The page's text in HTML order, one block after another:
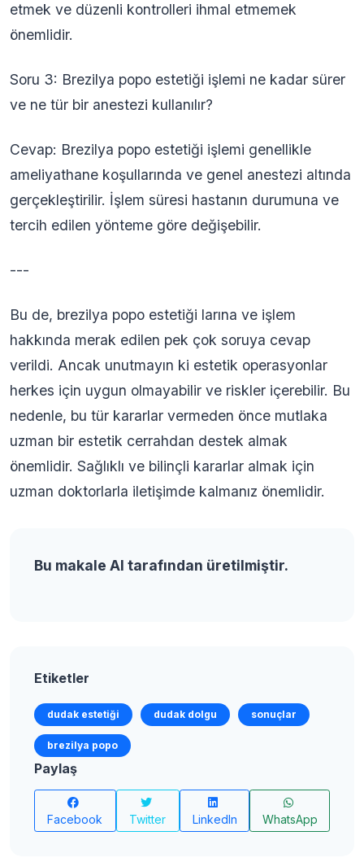
etmek ve düzenli kontrolleri ihmal etmemek
önemlidir.
Soru 3: Brezilya popo estetiği işlemi ne kadar sürer
ve ne tür bir anestezi kullanılır?
Cevap: Brezilya popo estetiği işlemi genellikle
ameliyathane koşullarında ve genel anestezi altında
gerçekleştirilir. İşlem süresi hastanın durumuna ve
tercih edilen yönteme göre değişebilir.
---
Bu de, brezilya popo estetiği larına ve işlem
hakkında merak edilen pek çok soruya cevap
verildi. Ancak unutmayın ki estetik operasyonlar
herkes için uygun olmayabilir ve riskler içerebilir. Bu
nedenle, bu tür kararlar vermeden önce mutlaka
uzman bir estetik cerrahdan destek almak
önemlidir. Sağlıklı ve bilinçli kararlar almak için
uzman doktorlarla iletişimde kalmanız önemlidir.
Bu makale AI tarafından üretilmiştir.
Etiketler
dudak estetiği dudak dolgu sonuçlar
brezilya popo
Paylaş
Facebook Twitter LinkedIn WhatsApp